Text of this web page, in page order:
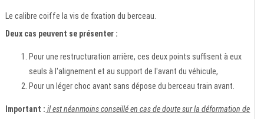
Le calibre coiffe la vis de fixation du berceau.
Deux cas peuvent se présenter :
Pour une restructuration arrière, ces deux points suffisent à eux
seuls à l'alignement et au support de l'avant du véhicule,
Pour un léger choc avant sans dépose du berceau train avant.
Important : il est néanmoins conseillé en cas de doute sur la déformation de